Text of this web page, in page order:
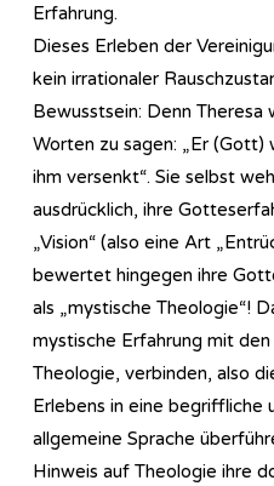
Erfahrung.
Dieses Erleben der
kein irrationaler
Bewusstsein: Denn Theresa
Worten zu sagen: „Er (Gott)
ihm versenkt“. Sie selbst
ausdrücklich, ihre
„Vision“ (also eine Art
bewertet hingegen ihre
als „mystische Theologie“!
mystische Erfahrung mit
Theologie, verbinden, also
Erlebens in eine begriffliche
allgemeine Sprache
Hinweis auf Theologie ihre